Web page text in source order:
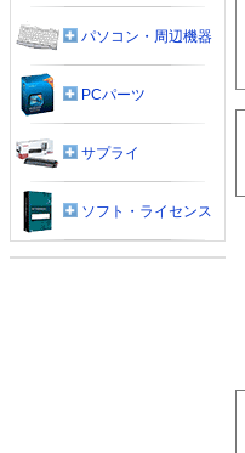
パソコン・周辺機器
PCパーツ
サプライ
ソフト・ライセンス